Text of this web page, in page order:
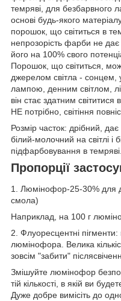
темряві, для безбарвного
основі будь-якого
порошок, що світиться в
непрозорість фарби не дає
його на 100% свого
Порошок, що світиться,
джерелом світла - сонцем,
лампою, денним світлом,
він стає здатним
НЕ потрібно, світіння
Розмір часток: дрібний,
білий-молочний на світлі і
підфарбовування в темряві.
Пропорції
1. Люмінофор-25-30% для
смола)
Наприклад, на 100 г
2. Флуоресцентні
люмінофора. Велика
зовсім "забити"
Змішуйте люмінофор
тій кількості, в якій ви
Дуже добре вимісіть до